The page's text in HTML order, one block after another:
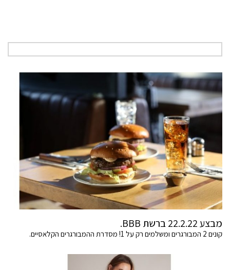
מבצע 22.2.22 ברשת BBB.
קונים 2 המבורגרים ומשלמים רק על 1! מסדרת ההמבורגרים הקלאסיים.